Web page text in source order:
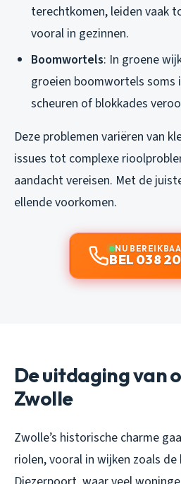
terechtkomen, leiden vaak
vooral in gezinnen.
Boomwortels: In groene
groeien boomwortels soms
scheuren of blokkades
Deze problemen variëren van
issues tot complexe
aandacht vereisen. Met de
ellende voorkomen.
NU
BEL 038
De uitdaging van
Zwolle
Zwolle’s historische charme
riolen, vooral in wijken zoals